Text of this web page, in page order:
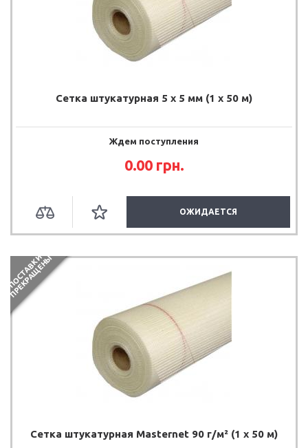
Сетка штукатурная 5 х 5 мм (1 х 50 м)
Ждем поступления
0.00 грн.
ОЖИДАЕТСЯ
П
О
С
Т
А
В
К
И
П
Р
Е
К
Р
А
Щ
Е
Н
Ы
Сетка штукатурная Masternet 90 г/м² (1 х 50 м)